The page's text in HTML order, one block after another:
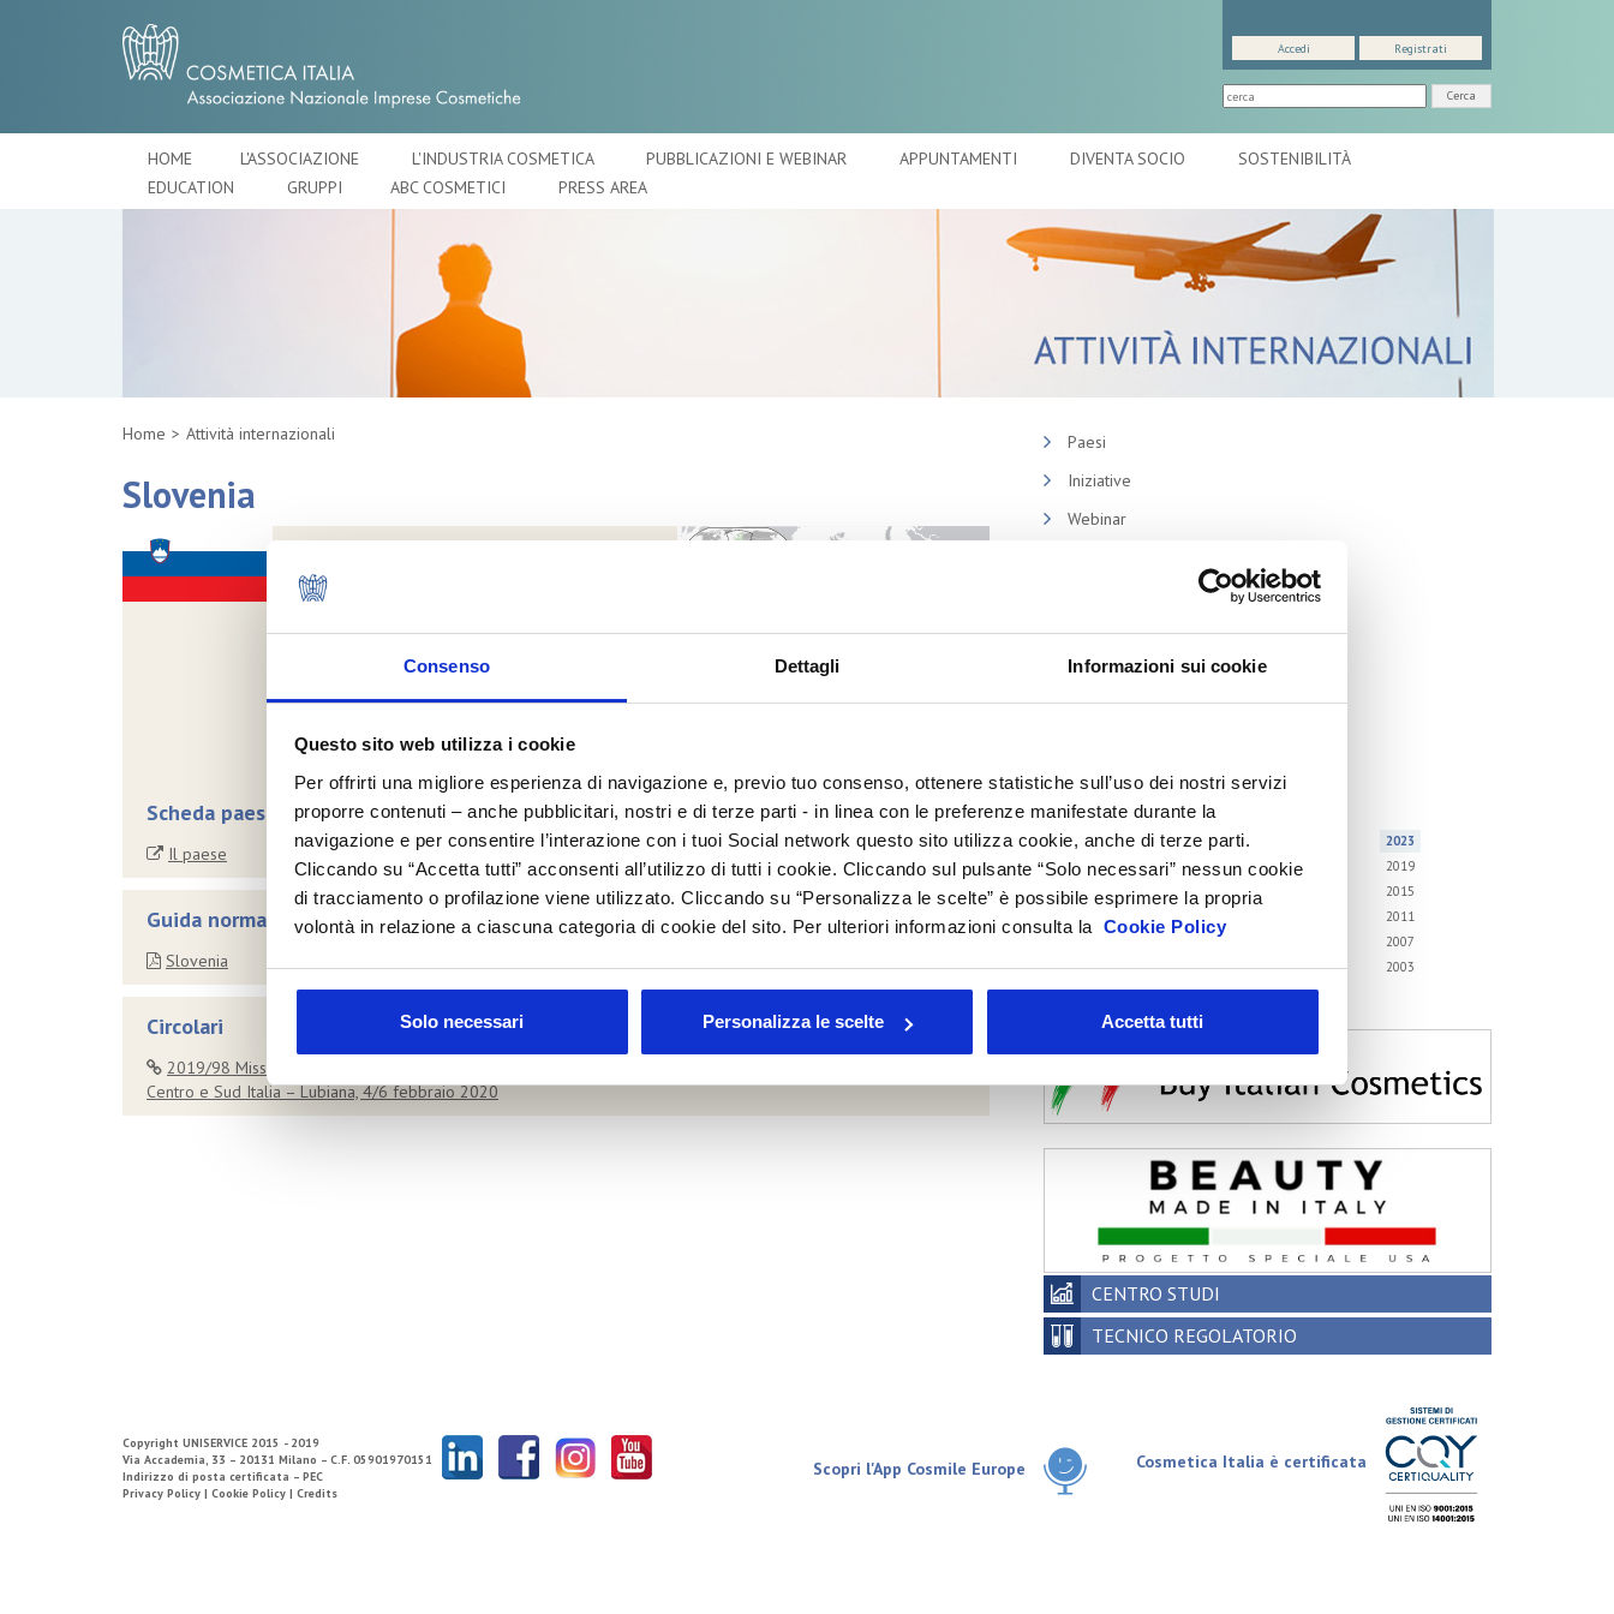
Consenso Dettagli Informazioni sui cookie
Questo sito web utilizza i cookie
Per offrirti una migliore esperienza di navigazione e, previo tuo consenso, ottenere statistiche sull’uso dei nostri servizi
proporre contenuti – anche pubblicitari, nostri e di terze parti - in linea con le preferenze manifestate durante la
navigazione e per consentire l’interazione con i tuoi Social network questo sito utilizza cookie, anche di terze parti.
Cliccando su “Accetta tutti” acconsenti all’utilizzo di tutti i cookie. Cliccando sul pulsante “Solo necessari” nessun cookie
di tracciamento o profilazione viene utilizzato. Cliccando su “Personalizza le scelte” è possibile esprimere la propria
volontà in relazione a ciascuna categoria di cookie del sito. Per ulteriori informazioni consulta la Cookie Policy
Solo necessari Personalizza le scelte Accetta tutti
Cerca
Accedi Registrati
HOME L'ASSOCIAZIONE L'INDUSTRIA COSMETICA PUBBLICAZIONI E WEBINAR APPUNTAMENTI DIVENTA SOCIO
SOSTENIBILITÀ
EDUCATION
GRUPPI ABC COSMETICI PRESS AREA
Home Attività internazionali
Slovenia
Scheda paese
Il paese
Guida normativa all'esportazione
Slovenia
Circolari
2019/98 Missione in Slovenia con incoming operatori esteri dedicata alle imprese di alcune regioni del
Centro e Sud Italia – Lubiana, 4/6 febbraio 2020
Paesi
Iniziative
Webinar
Memorandum of Understanding
Corsi di formazione
Contatti utili
FAQ
Tutti gli anni
2026 2025
2023
2022
2021 2020
2019
2018
2017
2015
2014
2013
2011
2007
2006
2005 2004
2003
2002
CENTRO STUDI
TECNICO REGOLATORIO
Copyright UNISERVICE 2015 - 2019
Via Accademia, 33 – 20131 Milano – C.F. 05901970151
Indirizzo di posta certificata – PEC
Privacy Policy | Cookie Policy | Credits
Cosmetica Italia è certificata
Scopri l'App Cosmile Europe